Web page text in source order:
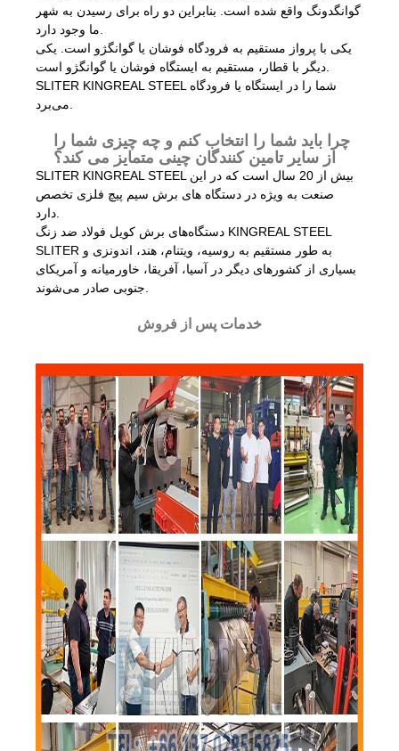
گوانگدونگ واقع شده است. بنابراین دو راه برای رسیدن به شهر
یکی با پرواز مستقیم به فرودگاه فوشان یا گوانگژو است. یکی
SLITER KINGREAL STEEL شما را در ایستگاه یا فرودگاه
چرا باید شما را انتخاب کنم و چه چیزی شما را
از سایر تامین کنندگان چینی متمایز می کند؟
SLITER KINGREAL STEEL بیش از 20 سال است که در این
صنعت به ویژه در دستگاه های برش سیم پیچ فلزی تخصص
دستگاه‌های برش کویل فولاد ضد زنگ KINGREAL STEEL
SLITER به طور مستقیم به روسیه، ویتنام، هند، اندونزی و
بسیاری از کشورهای دیگر در آسیا، آفریقا، خاورمیانه و آمریکای
خدمات پس از فروش